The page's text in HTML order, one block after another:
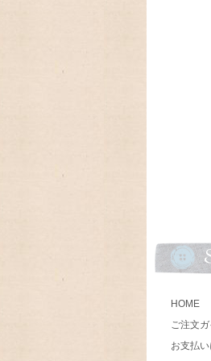
数に限
お買い
HOME
ご注文
お支払